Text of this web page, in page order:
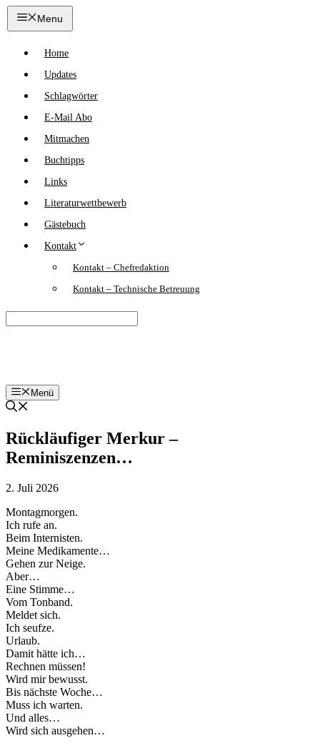
Zum
Inhalt
Menu
Home
Updates
Schlagwörter
E-Mail Abo
Mitmachen
Buchtipps
Links
Literaturwettbewerb
Gästebuch
Kontakt
Kontakt – Chefredaktion
Kontakt – Technische Betreuung
Menü
Rückläufiger Merkur –
Reminiszenzen…
2. Juli 2026
Montagmorgen.
Ich rufe an.
Beim Internisten.
Meine Medikamente…
Gehen zur Neige.
Aber…
Eine Stimme…
Vom Tonband.
Meldet sich.
Ich seufze.
Urlaub.
Damit hätte ich…
Rechnen müssen!
Wird mir bewusst.
Bis nächste Woche…
Muss ich warten.
Und alles…
Wird sich ausgehen…